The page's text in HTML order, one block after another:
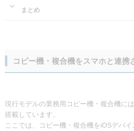
まとめ
コピー機・複合機をスマホと連携
現行モデルの業務用コピー機・複合機に
搭載しています。
ここでは、コピー機・複合機をiOSデバ